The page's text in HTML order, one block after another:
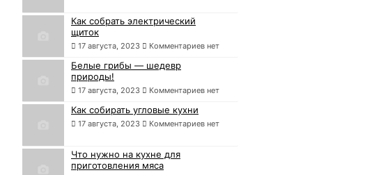
Как собрать электрический
щиток
17 августа, 2023 Комментариев нет
Белые грибы — шедевр
природы!
17 августа, 2023 Комментариев нет
Как собирать угловые кухни
17 августа, 2023 Комментариев нет
Что нужно на кухне для
приготовления мяса